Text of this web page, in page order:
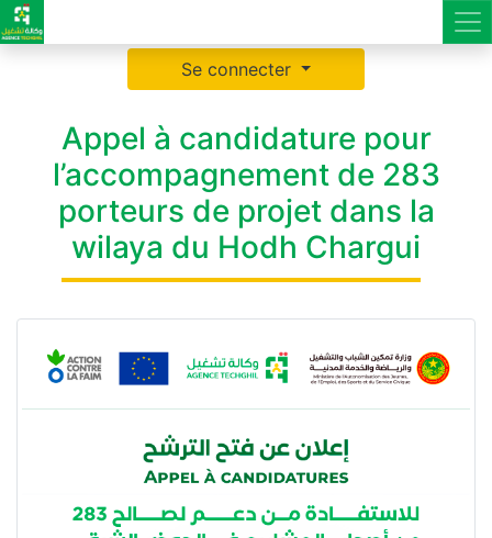
Se connecter
Appel à candidature pour
l’accompagnement de 283
porteurs de projet dans la
wilaya du Hodh Chargui